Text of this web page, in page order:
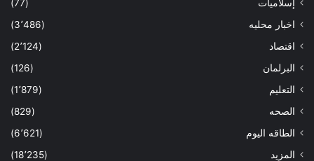
إسلاميات
(77)
اخبار محليه
(3٬486)
اقتصاد
(2٬124)
البرلمان
(126)
التعليم
(1٬879)
الصحه
(829)
الطاقه اليوم
(6٬621)
المزيد
(18٬235)